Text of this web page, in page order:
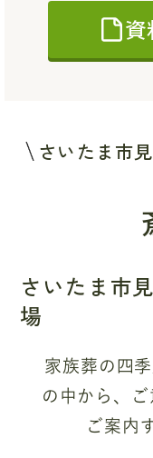
資
さいたま市
さいたま市
場
家族葬の四
の中から、
ご案内